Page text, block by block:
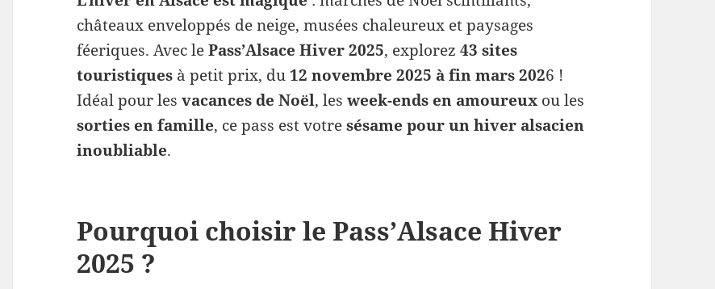
châteaux enveloppés de neige, musées chaleureux et paysages
féeriques. Avec lePass’Alsace Hiver 2025, explorez43 sites
touristiques à petit prix, du 12 novembre 2025 à fin mars 2026 !
Idéal pour lesvacances de Noël, lesweek-ends en amoureuxou les
sorties en famille, ce pass est votresésame pour un hiver alsacien
inoubliable.
Pourquoi choisir le Pass’Alsace Hiver
2025 ?